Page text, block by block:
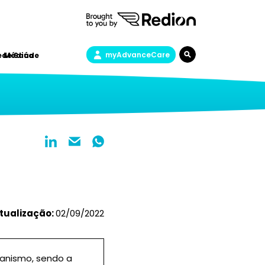
Saúde
Médica myAdvanceCare
02/09/2022
sendo a